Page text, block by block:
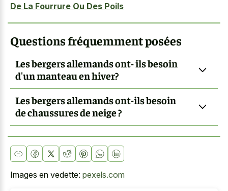
De La Fourrure Ou Des Poils
Questions fréquemment posées
Les bergers allemands ont- ils besoin
d'un manteau en hiver?
Les bergers allemands ont-ils besoin
de chaussures de neige ?
Images en vedette: pexels.com